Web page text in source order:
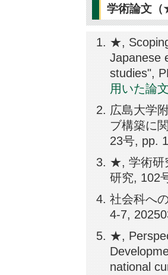
学術論文
★,
Japanese
studies",
用いた論
広島大学
ブ構築に
23号, pp.
★, 学術研
研究, 102
社会科へ
4-7,
★,
national